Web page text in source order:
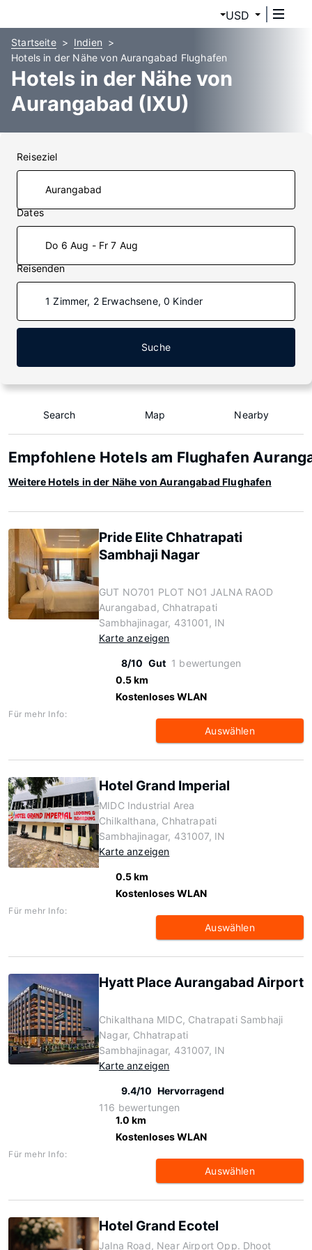
USD
Startseite
Indien
Hotels in der Nähe von Aurangabad Flughafen
Hotels in der Nähe von
Aurangabad (IXU)
Reiseziel
Dates
Do 6 Aug - Fr 7 Aug
Reisenden
1 Zimmer, 2 Erwachsene, 0 Kinder
Suche
Search Map Nearby
Empfohlene Hotels am Flughafen
Weitere Hotels in der Nähe von Aurangabad Flughafen
Pride Elite Chhatrapati
Sambhaji Nagar
GUT NO701 PLOT NO1 JALNA RAOD
Aurangabad, Chhatrapati
Sambhajinagar, 431001, IN
Karte anzeigen
8/10 Gut 1 bewertungen
0.5 km
Kostenloses WLAN
Für mehr Info:
Auswählen
Hotel Grand Imperial
MIDC Industrial Area
Chilkalthana, Chhatrapati
Sambhajinagar, 431007, IN
Karte anzeigen
0.5 km
Kostenloses WLAN
Für mehr Info:
Auswählen
Hyatt Place Aurangabad Airport
Chikalthana MIDC, Chatrapati Sambhaji
Nagar, Chhatrapati
Sambhajinagar, 431007, IN
Karte anzeigen
9.4/10 Hervorragend
116 bewertungen
1.0 km
Kostenloses WLAN
Für mehr Info:
Auswählen
Hotel Grand Ecotel
Jalna Road, Near Airport Opp. Dhoot